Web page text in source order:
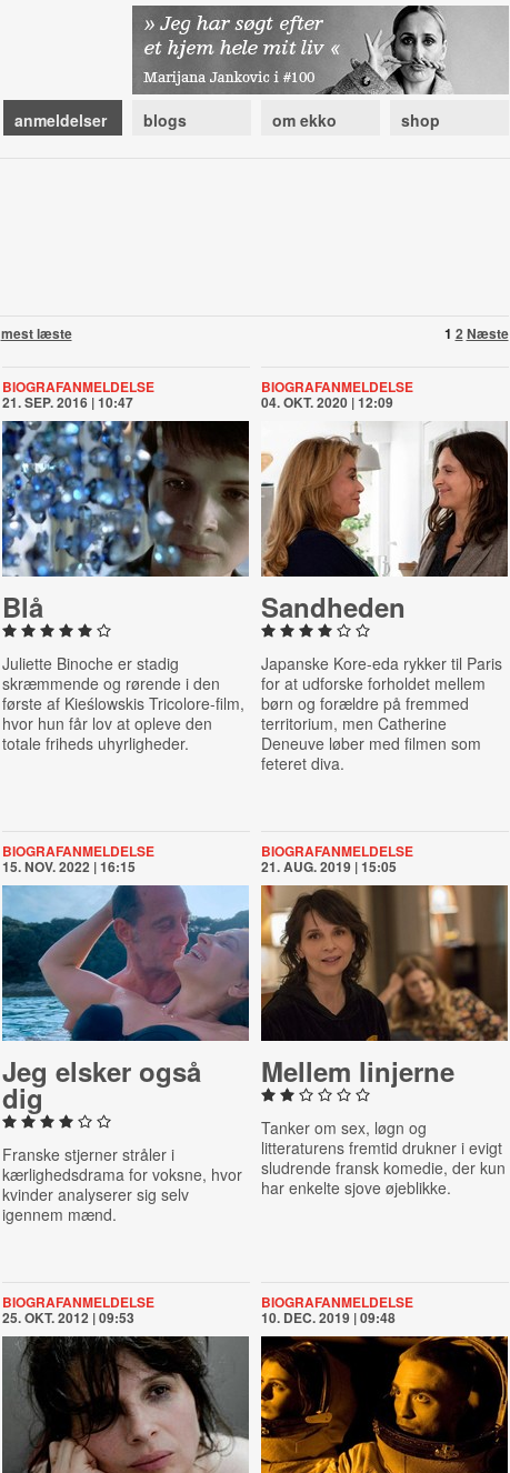
anmeldelser blogs om ekko shop
1 2 Næste
mest læste
BIOGRAFANMELDELSE
21. SEP. 2016 | 10:47
Blå
Juliette Binoche er stadig
skræmmende og rørende i den
første af Kieślowskis Tricolore-film,
hvor hun får lov at opleve den
totale friheds uhyrligheder.
BIOGRAFANMELDELSE
04. OKT. 2020 | 12:09
Sandheden
Japanske Kore-eda rykker til Paris
for at udforske forholdet mellem
børn og forældre på fremmed
territorium, men Catherine
Deneuve løber med filmen som
feteret diva.
BIOGRAFANMELDELSE
15. NOV. 2022 | 16:15
Jeg elsker også
dig
Franske stjerner stråler i
kærlighedsdrama for voksne, hvor
kvinder analyserer sig selv
igennem mænd.
BIOGRAFANMELDELSE
21. AUG. 2019 | 15:05
Mellem linjerne
Tanker om sex, løgn og
litteraturens fremtid drukner i evigt
sludrende fransk komedie, der kun
har enkelte sjove øjeblikke.
BIOGRAFANMELDELSE
25. OKT. 2012 | 09:53
BIOGRAFANMELDELSE
10. DEC. 2019 | 09:48